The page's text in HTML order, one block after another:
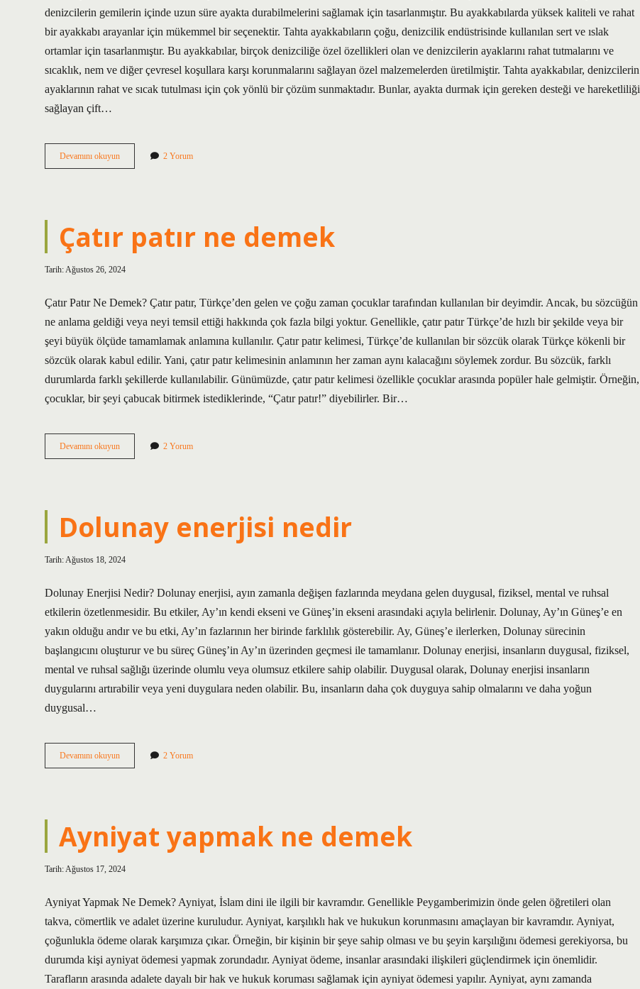
denizcilerin gemilerin içinde uzun süre ayakta durabilmelerini sağlamak için tasarlanmıştır. Bu ayakkabılarda yüksek kaliteli ve rahat
bir ayakkabı arayanlar için mükemmel bir seçenektir. Tahta ayakkabıların çoğu, denizcilik endüstrisinde kullanılan sert ve ıslak
ortamlar için tasarlanmıştır. Bu ayakkabılar, birçok denizciliğe özel özellikleri olan ve denizcilerin ayaklarını rahat tutmalarını ve
sıcaklık, nem ve diğer çevresel koşullara karşı korunmalarını sağlayan özel malzemelerden üretilmiştir. Tahta ayakkabılar, denizcilerin
ayaklarının rahat ve sıcak tutulması için çok yönlü bir çözüm sunmaktadır. Bunlar, ayakta durmak için gereken desteği ve hareketliliği
sağlayan çift…
Devamını okuyunTahta
ayakkabı
2 Yorum
Çatır patır ne demek
Tarih: Ağustos 26, 2024
Çatır Patır Ne Demek? Çatır patır, Türkçe’den gelen ve çoğu zaman çocuklar tarafından kullanılan bir deyimdir. Ancak, bu sözcüğün
ne anlama geldiği veya neyi temsil ettiği hakkında çok fazla bilgi yoktur. Genellikle, çatır patır Türkçe’de hızlı bir şekilde veya bir
şeyi büyük ölçüde tamamlamak anlamına kullanılır. Çatır patır kelimesi, Türkçe’de kullanılan bir sözcük olarak Türkçe kökenli bir
sözcük olarak kabul edilir. Yani, çatır patır kelimesinin anlamının her zaman aynı kalacağını söylemek zordur. Bu sözcük, farklı
durumlarda farklı şekillerde kullanılabilir. Günümüzde, çatır patır kelimesi özellikle çocuklar arasında popüler hale gelmiştir. Örneğin,
çocuklar, bir şeyi çabucak bitirmek istediklerinde, “Çatır patır!” diyebilirler. Bir…
Devamını okuyunÇatır
patır
2 Yorum
Dolunay enerjisi nedir
Tarih: Ağustos 18, 2024
Dolunay Enerjisi Nedir? Dolunay enerjisi, ayın zamanla değişen fazlarında meydana gelen duygusal, fiziksel, mental ve ruhsal
etkilerin özetlenmesidir. Bu etkiler, Ay’ın kendi ekseni ve Güneş’in ekseni arasındaki açıyla belirlenir. Dolunay, Ay’ın Güneş’e en
yakın olduğu andır ve bu etki, Ay’ın fazlarının her birinde farklılık gösterebilir. Ay, Güneş’e ilerlerken, Dolunay sürecinin
başlangıcını oluşturur ve bu süreç Güneş’in Ay’ın üzerinden geçmesi ile tamamlanır. Dolunay enerjisi, insanların duygusal, fiziksel,
mental ve ruhsal sağlığı üzerinde olumlu veya olumsuz etkilere sahip olabilir. Duygusal olarak, Dolunay enerjisi insanların
duygularını artırabilir veya yeni duygulara neden olabilir. Bu, insanların daha çok duyguya sahip olmalarını ve daha yoğun
duygusal…
Devamını okuyunDolunay
enerjisi
2 Yorum
Ayniyat yapmak ne demek
Tarih: Ağustos 17, 2024
Ayniyat Yapmak Ne Demek? Ayniyat, İslam dini ile ilgili bir kavramdır. Genellikle Peygamberimizin önde gelen öğretileri olan
takva, cömertlik ve adalet üzerine kuruludur. Ayniyat, karşılıklı hak ve hukukun korunmasını amaçlayan bir kavramdır. Ayniyat,
çoğunlukla ödeme olarak karşımıza çıkar. Örneğin, bir kişinin bir şeye sahip olması ve bu şeyin karşılığını ödemesi gerekiyorsa, bu
durumda kişi ayniyat ödemesi yapmak zorundadır. Ayniyat ödeme, insanlar arasındaki ilişkileri güçlendirmek için önemlidir.
Tarafların arasında adalete dayalı bir hak ve hukuk koruması sağlamak için ayniyat ödemesi yapılır. Ayniyat, aynı zamanda